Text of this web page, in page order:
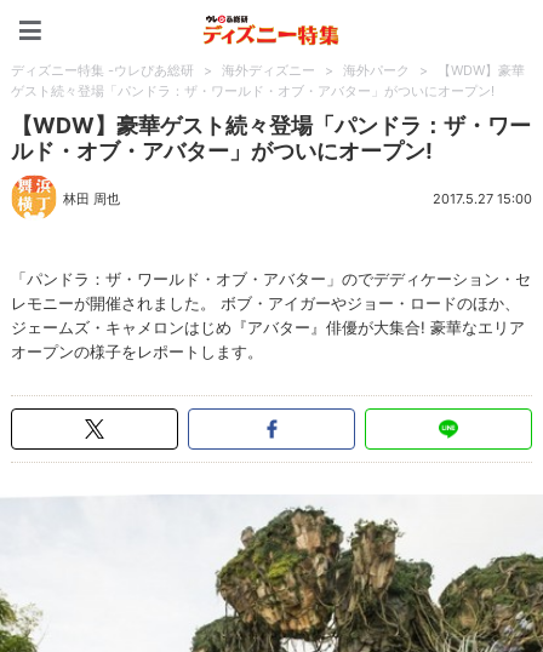
ディズニー特集 -ウレぴあ総研 > 海外ディズニー > 海外パーク >
【WDW】豪華
ゲスト続々登場「パンドラ：ザ・ワールド・オブ・アバター」がついにオープン!
【WDW】豪華ゲスト続々登場「パンドラ：ザ・ワー
ルド・オブ・アバター」がついにオープン!
林田 周也 2017.5.27 15:00
「パンドラ：ザ・ワールド・オブ・アバター」のでデディケーション・セ
レモニーが開催されました。 ボブ・アイガーやジョー・ロードのほか、
ジェームズ・キャメロンはじめ『アバター』俳優が大集合! 豪華なエリア
オープンの様子をレポートします。